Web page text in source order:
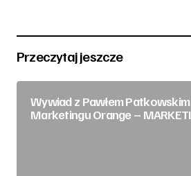
Przeczytaj jeszcze
Wywiad z Pawłem
Marketingu Orange –